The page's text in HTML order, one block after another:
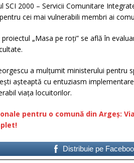
SCI 2000 – Servicii Comunitare
cei mai vulnerabili membri ai
„Masa pe roți” se află în
a mulțumit ministerului pentru
așteaptă cu entuziasm
viața locuitorilor.
pentru o comună din Argeș:
Distribuie pe